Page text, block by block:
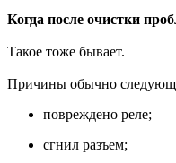
Когда после очистки
Такое тоже бывает.
Причины обычно
повреждено реле;
сгнил разъем;